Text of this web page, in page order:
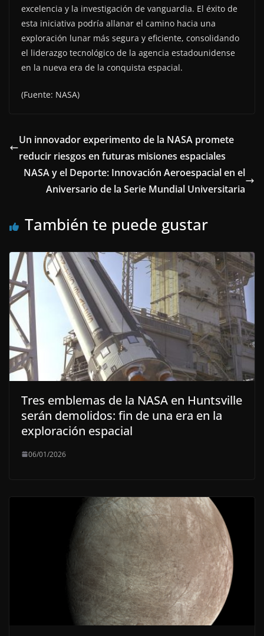
excelencia y la investigación de vanguardia. El éxito de
esta iniciativa podría allanar el camino hacia una
exploración lunar más segura y eficiente, consolidando
el liderazgo tecnológico de la agencia estadounidense
en la nueva era de la conquista espacial.
(Fuente: NASA)
Un innovador experimento de la NASA promete
reducir riesgos en futuras misiones espaciales
NASA y el Deporte: Innovación Aeroespacial en el
Aniversario de la Serie Mundial Universitaria
También te puede gustar
Tres emblemas de la NASA en Huntsville
serán demolidos: fin de una era en la
exploración espacial
06/01/2026